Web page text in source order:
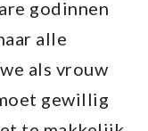
godinnen
alle
als vrouw
gewillig